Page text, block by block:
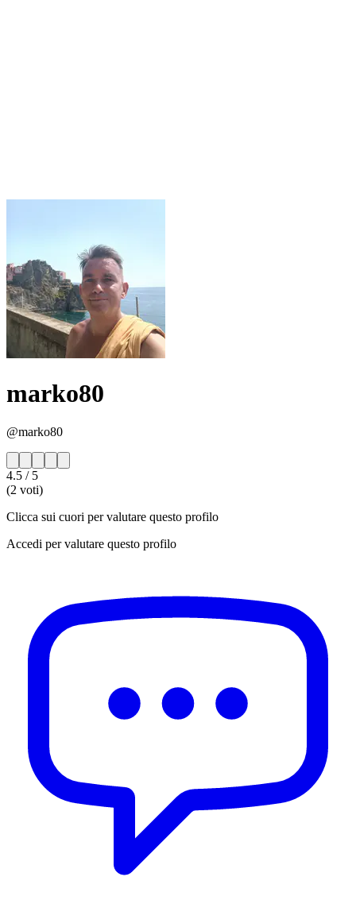
marko80
@marko80
4.5 / 5
(2 voti)
Clicca sui cuori per valutare questo profilo
Accedi per valutare questo profilo